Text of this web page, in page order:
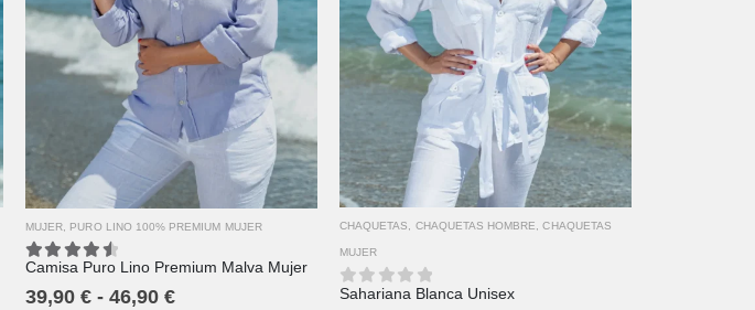
XS M
2XL
3XL 4XL
MUJER PURO LINO 100% PREMIUM MUJER
4.67out of 5
Camisa Puro Lino Premium Malva Mujer
39,90 € - 46,90 €
XL 2XL
CHAQUETAS CHAQUETAS HOMBRE ,CHAQUETAS
MUJER
0out of 5
Sahariana Blanca Unisex